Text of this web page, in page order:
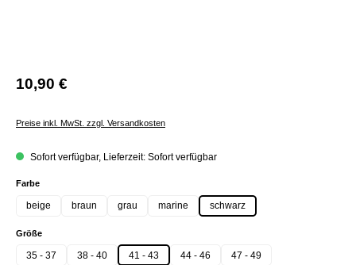
10,90 €
Preise inkl. MwSt. zzgl. Versandkosten
Sofort verfügbar, Lieferzeit: Sofort verfügbar
Farbeauswählen
beige braun grau marine schwarz
Größeauswählen
35 - 37 38 - 40 41 - 43 44 - 46 47 - 49